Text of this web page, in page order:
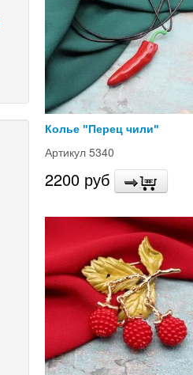
Колье "Перец чили"
Артикул 5340
2200 руб